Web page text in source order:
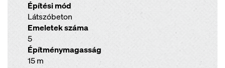
Építési mód
Látszóbeton
Emeletek száma
5
Építménymagasság
15 m